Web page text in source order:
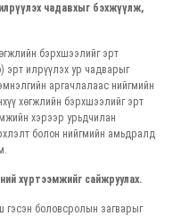
чадавхыг бэхжүүлж,
бэрхшээлийг эрт
эрт илрүүлэх ур чадварыг
аргачлалаас нийгмийн
хөгжлийн бэрхшээлийг эрт
хэрээр урьдчилан
болон нийгмийн амьдралд
хүртээмжийг сайжруулах.
гэсэн боловсролын загварыг